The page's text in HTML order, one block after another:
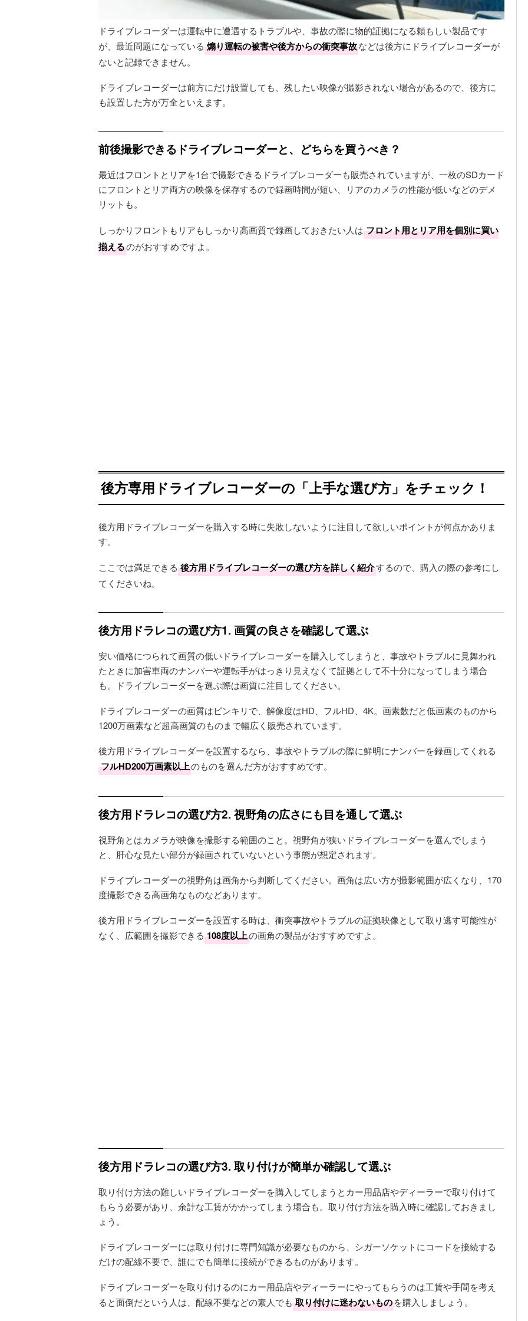
ドライブレコーダーは運転中に遭遇するトラブルや、事故の際に物的証拠になる頼もしい製品です
が、最近問題になっている 煽り運転の被害や後方からの衝突事故などは後方にドライブレコーダーが
ないと記録できません。
ドライブレコーダーは前方にだけ設置しても、残したい映像が撮影されない場合があるので、後方に
も設置した方が万全といえます。
前後撮影できるドライブレコーダーと、どちらを買うべき？
最近はフロントとリアを1台で撮影できるドライブレコーダーも販売されていますが、一枚のSDカード
にフロントとリア両方の映像を保存するので録画時間が短い、リアのカメラの性能が低いなどのデメ
リットも。
しっかりフロントもリアもしっかり高画質で録画しておきたい人は フロント用とリア用を個別に買い
揃えるのがおすすめですよ。
後方専用ドライブレコーダーの「上手な選び方」をチェック！
後方用ドライブレコーダーを購入する時に失敗しないように注目して欲しいポイントが何点かありま
す。
ここでは満足できる 後方用ドライブレコーダーの選び方を詳しく紹介するので、購入の際の参考にし
てくださいね。
後方用ドラレコの選び方1. 画質の良さを確認して選ぶ
安い価格につられて画質の低いドライブレコーダーを購入してしまうと、事故やトラブルに見舞われ
たときに加害車両のナンバーや運転手がはっきり見えなくて証拠として不十分になってしまう場合
も。ドライブレコーダーを選ぶ際は画質に注目してください。
ドライブレコーダーの画質はピンキリで、解像度はHD、フルHD、4K。画素数だと低画素のものから
1200万画素など超高画質のものまで幅広く販売されています。
後方用ドライブレコーダーを設置するなら、事故やトラブルの際に鮮明にナンバーを録画してくれる
フルHD200万画素以上のものを選んだ方がおすすめです。
後方用ドラレコの選び方2. 視野角の広さにも目を通して選ぶ
視野角とはカメラが映像を撮影する範囲のこと。視野角が狭いドライブレコーダーを選んでしまう
と、肝心な見たい部分が録画されていないという事態が想定されます。
ドライブレコーダーの視野角は画角から判断してください。画角は広い方が撮影範囲が広くなり、170
度撮影できる高画角なものなどあります。
後方用ドライブレコーダーを設置する時は、衝突事故やトラブルの証拠映像として取り逃す可能性が
なく、広範囲を撮影できる 108度以上の画角の製品がおすすめですよ。
後方用ドラレコの選び方3. 取り付けが簡単か確認して選ぶ
取り付け方法の難しいドライブレコーダーを購入してしまうとカー用品店やディーラーで取り付けて
もらう必要があり、余計な工賃がかかってしまう場合も。取り付け方法を購入時に確認しておきまし
ょう。
ドライブレコーダーには取り付けに専門知識が必要なものから、シガーソケットにコードを接続する
だけの配線不要で、誰にでも簡単に接続ができるものがあります。
ドライブレコーダーを取り付けるのにカー用品店やディーラーにやってもらうのは工賃や手間を考え
ると面倒だという人は、配線不要などの素人でも 取り付けに迷わないものを購入しましょう。